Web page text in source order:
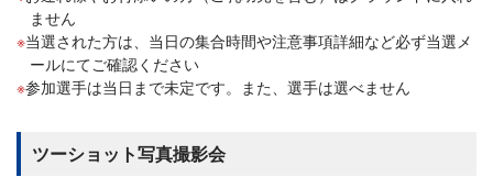
ません
当選された方は、当日の集合時間や注意事項詳細など必ず当選メ
ールにてご確認ください
参加選手は当日まで未定です。また、選手は選べません
ツーショット写真撮影会